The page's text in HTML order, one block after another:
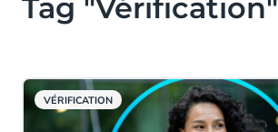
Tag "Vérification"
VÉRIFICATION